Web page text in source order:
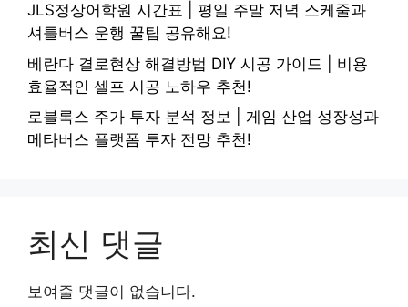
JLS정상어학원 시간표 | 평일 주말 저녁 스케줄과
셔틀버스 운행 꿀팁 공유해요!
베란다 결로현상 해결방법 DIY 시공 가이드 | 비용
효율적인 셀프 시공 노하우 추천!
로블록스 주가 투자 분석 정보 | 게임 산업 성장성과
메타버스 플랫폼 투자 전망 추천!
최신 댓글
보여줄 댓글이 없습니다.